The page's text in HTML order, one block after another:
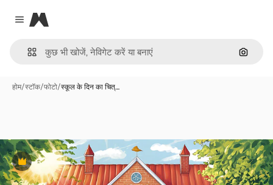
Close menu
Magnific
इमेज से
होम/स्टॉक/फोटो/स्कूल के दिन का चित्…
Premium